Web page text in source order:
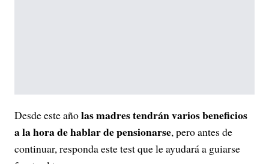
Desde este añolas madres tendrán varios beneficios
a la hora de hablar de pensionarse, pero antes de
continuar, responda este test que le ayudará a guiarse